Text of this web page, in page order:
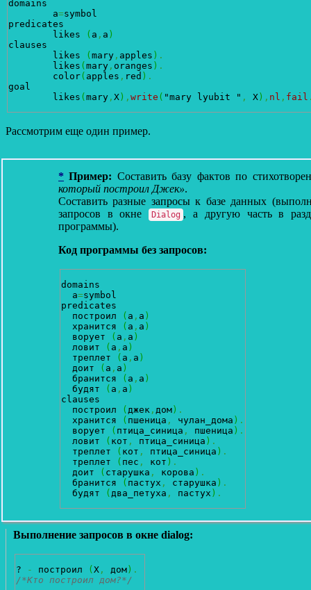
domains
a=symbol
predicates
likes
( a , a )
clauses
likes
( mary , apples ) .
	likes
( mary , oranges ) .
  	color
( apples , red ) .
goal
likes ( mary , X ) , write ( "mary lyubit " , X ) , nl , fail
Рассмотрим еще один пример.
* Пример:
Составить базу фактов по
который построил Джек».
Составить разные запросы к базе данных
запросов в окне
Dialog , а другую часть в
программы).
Код программы без запросов:
domains
  a
=symbol
predicates
  построил
( a , a )
  хранится
( a , a )
  ворует
( a , a )
  ловит
( a , a )
  треплет
( a , a )
  доит
( a , a )
  бранится
( a , a )
  будят
( a , a )
clauses
  построил
( джек , дом ) .
  хранится
( пшеница , чулан_дома ) .
  ворует
( птица_синица , пшеница ) .
  ловит
( кот , птица_синица ) .
  треплет
( кот , птица_синица ) .
  треплет
( пес , кот ) .
  доит
( старушка , корова ) .
  бранится
( пастух , старушка ) .
  будят
( два_петуха , пастух ) .
Выполнение запросов в окне dialog:
? - построил ( Х , дом ) .
/*Кто построил дом?*/